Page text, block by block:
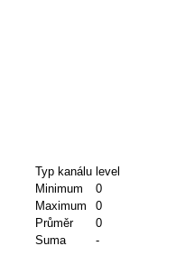
Typ kanálu level
Minimum
0
Maximum
0
Průměr
0
Suma
-